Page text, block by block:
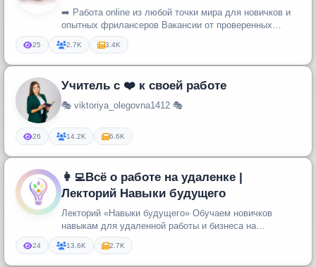
➡️ Работа online из любой точки мира для новичков и
опытных фрилансеров Вакансии от проверенных
работодателей
25 2.7K 3.4K
Учитель с ❤️ к своей работе
🎭 viktoriya_olegovna1412 🎭
26 14.2K 6.6K
👩‍💻Всё о работе на удаленке |
Лекторий Навыки будущего
Лекторий «Навыки будущего» Обучаем новичков
навыкам для удаленной работы и бизнеса на
маркетплейсах
24 13.6K 2.7K